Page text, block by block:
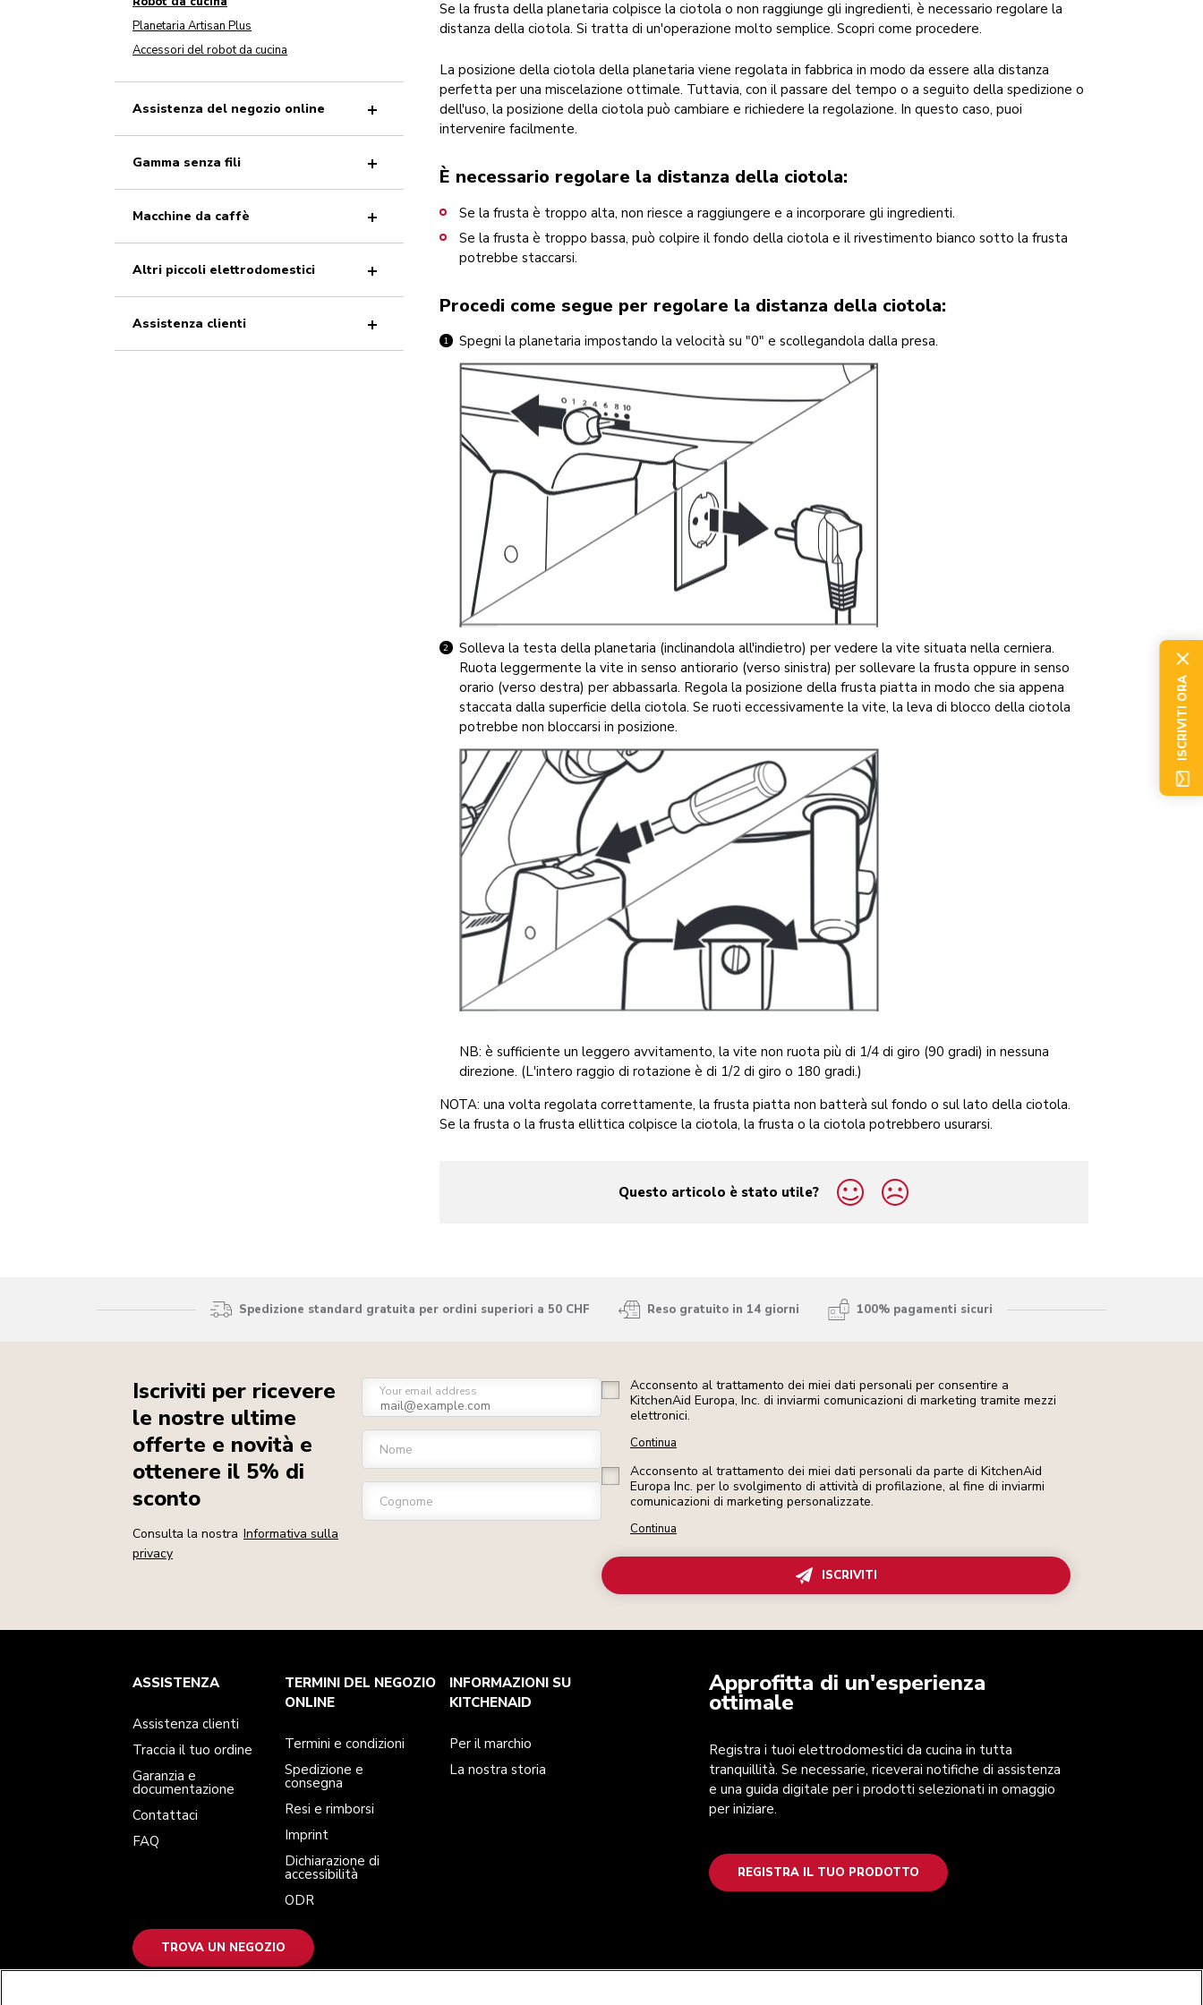
Se la frusta della planetaria colpisce la ciotola o non raggiunge gli ingredienti, è necessario regolare la
distanza della ciotola. Si tratta di un'operazione molto semplice. Scopri come procedere.
La posizione della ciotola della planetaria viene regolata in fabbrica in modo da essere alla distanza
perfetta per una miscelazione ottimale. Tuttavia, con il passare del tempo o a seguito della spedizione o
dell'uso, la posizione della ciotola può cambiare e richiedere la regolazione. In questo caso, puoi
intervenire facilmente.
È necessario regolare la distanza della ciotola:
Se la frusta è troppo alta, non riesce a raggiungere e a incorporare gli ingredienti.
Se la frusta è troppo bassa, può colpire il fondo della ciotola e il rivestimento bianco sotto la frusta
potrebbe staccarsi.
Procedi come segue per regolare la distanza della ciotola:
Spegni la planetaria impostando la velocità su "0" e scollegandola dalla presa.
Solleva la testa della planetaria (inclinandola all'indietro) per vedere la vite situata nella cerniera.
Ruota leggermente la vite in senso antiorario (verso sinistra) per sollevare la frusta oppure in senso
orario (verso destra) per abbassarla. Regola la posizione della frusta piatta in modo che sia appena
staccata dalla superficie della ciotola. Se ruoti eccessivamente la vite, la leva di blocco della ciotola
potrebbe non bloccarsi in posizione.
NB: è sufficiente un leggero avvitamento, la vite non ruota più di 1/4 di giro (90 gradi) in nessuna
direzione. (L'intero raggio di rotazione è di 1/2 di giro o 180 gradi.)
NOTA: una volta regolata correttamente, la frusta piatta non batterà sul fondo o sul lato della ciotola.
Se la frusta o la frusta ellittica colpisce la ciotola, la frusta o la ciotola potrebbero usurarsi.
Questo articolo è stato utile?
yes
no
Planetaria Artisan Plus
Accessori del robot da cucina
Assistenza del negozio online
Gamma senza fili
Macchine da caffè
Altri piccoli elettrodomestici
Assistenza clienti
Spedizione standard gratuita per ordini superiori a 50 CHF Reso gratuito in 14 giorni 100% pagamenti sicuri
Iscriviti per ricevere
le nostre ultime
offerte e novità e
ottenere il 5% di
sconto
Consulta la nostra Informativa sulla
privacy
Your email address
Nome
Cognome
Acconsento al trattamento dei miei dati personali per consentire a
KitchenAid Europa, Inc. di inviarmi comunicazioni di marketing tramite mezzi
elettronici.
Continua
Acconsento al trattamento dei miei dati personali da parte di KitchenAid
Europa Inc. per lo svolgimento di attività di profilazione, al fine di inviarmi
comunicazioni di marketing personalizzate.
Continua
ISCRIVITI
Approfitta di un'esperienza
ottimale
Registra i tuoi elettrodomestici da cucina in tutta
tranquillità. Se necessarie, riceverai notifiche di assistenza
e una guida digitale per i prodotti selezionati in omaggio
per iniziare.
REGISTRA IL TUO PRODOTTO
Assistenza clienti
Traccia il tuo ordine
FAQ
Termini e condizioni
Spedizione e consegna
Dichiarazione di accessibilità
Per il marchio
La nostra storia
Trova un negozio
ASSISTENZA
Assistenza clienti
Traccia il tuo ordine
Garanzia e
documentazione
Contattaci
FAQ
TERMINI DEL NEGOZIO
ONLINE
Termini e condizioni
Spedizione e
consegna
Resi e rimborsi
Imprint
Dichiarazione di
accessibilità
ODR
INFORMAZIONI SU
KITCHENAID
Per il marchio
La nostra storia
TROVA UN NEGOZIO
ISCRIVITI ORA